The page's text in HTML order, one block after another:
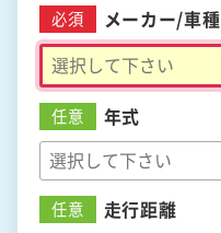
必須 メーカー/車種
任意 年式
任意 走行距離